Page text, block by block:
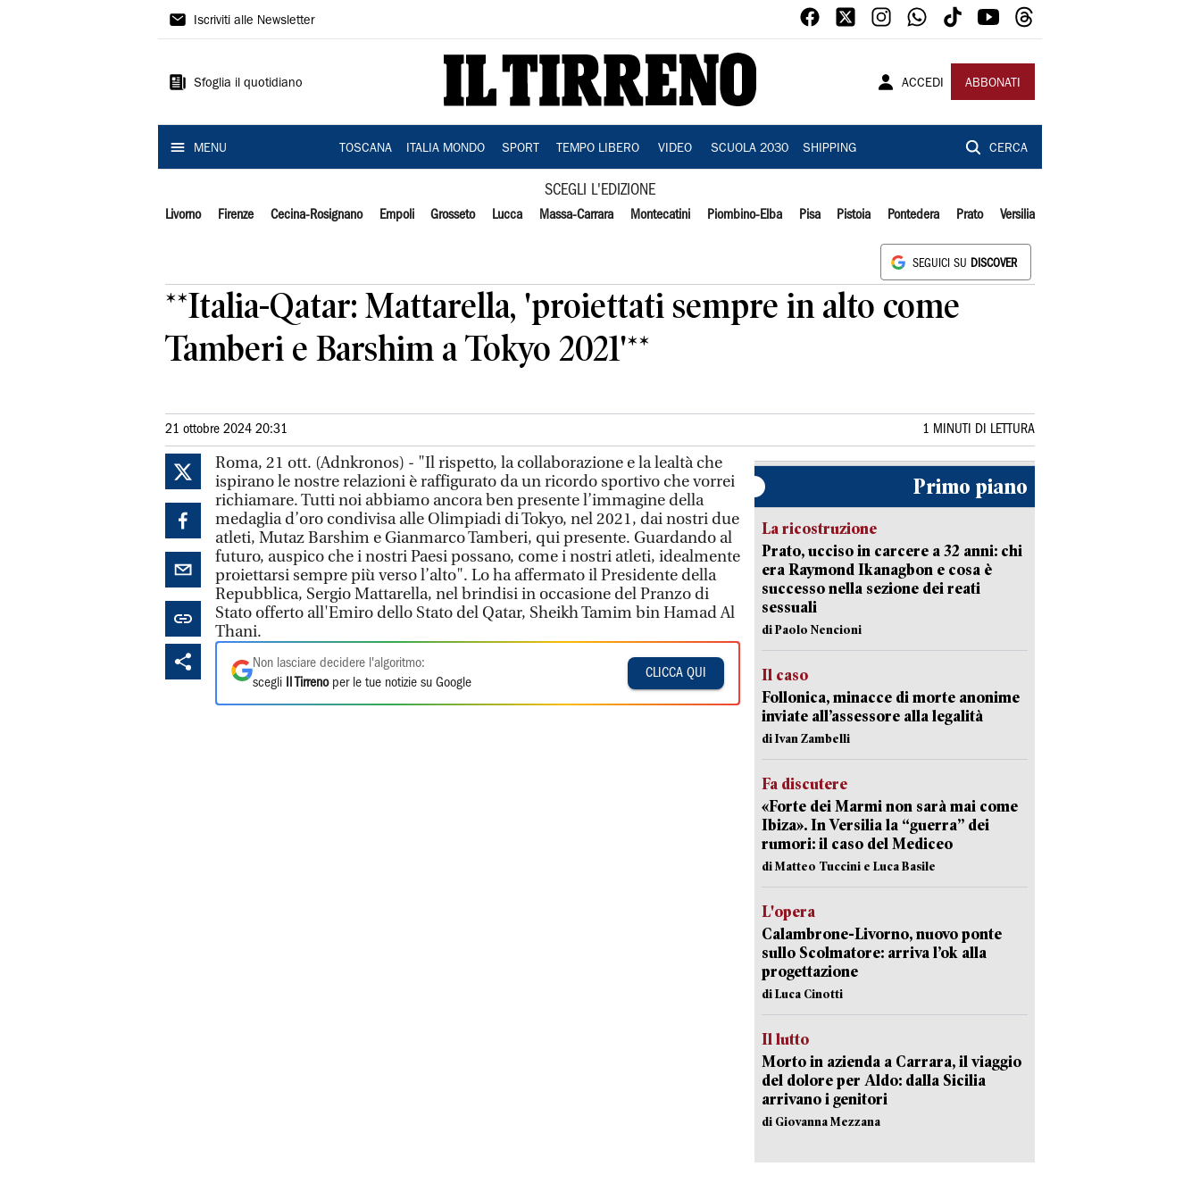
Il
Iscriviti alle Newsletter
Sfoglia il quotidiano ACCEDI ABBONATI
MENU TOSCANA ITALIA MONDO SPORT TEMPO LIBERO VIDEO SCUOLA 2030 SHIPPING CERCA
SCEGLI L'EDIZIONE
Livorno Firenze Cecina-Rosignano Empoli Grosseto Lucca Massa-Carrara Montecatini Piombino-Elba Pisa Pistoia Pontedera Prato Versilia
SEGUICI SU DISCOVER
**Italia-Qatar: Mattarella, 'proiettati sempre in alto come
Tamberi e Barshim a Tokyo 2021'**
21 ottobre 2024 20:31 1 MINUTI DI LETTURA
Roma, 21 ott. (Adnkronos) - "Il rispetto, la collaborazione e la lealtà che
ispirano le nostre relazioni è raffigurato da un ricordo sportivo che vorrei
richiamare. Tutti noi abbiamo ancora ben presente l’immagine della
medaglia d’oro condivisa alle Olimpiadi di Tokyo, nel 2021, dai nostri due
atleti, Mutaz Barshim e Gianmarco Tamberi, qui presente. Guardando al
futuro, auspico che i nostri Paesi possano, come i nostri atleti, idealmente
proiettarsi sempre più verso l’alto". Lo ha affermato il Presidente della
Repubblica, Sergio Mattarella, nel brindisi in occasione del Pranzo di
Stato offerto all'Emiro dello Stato del Qatar, Sheikh Tamim bin Hamad Al
Thani.
Non lasciare decidere l'algoritmo:
scegli
Il Tirrenoper le tue notizie su Google
CLICCA QUI
Primo piano
La ricostruzione
Prato, ucciso in carcere a 32 anni: chi
era Raymond Ikanagbon e cosa è
successo nella sezione dei reati
sessuali
di Paolo Nencioni
Il caso
Follonica, minacce di morte anonime
inviate all’assessore alla legalità
di Ivan Zambelli
Fa discutere
«Forte dei Marmi non sarà mai come
Ibiza». In Versilia la “guerra” dei
rumori: il caso del Mediceo
di Matteo Tuccini e Luca Basile
L'opera
Calambrone-Livorno, nuovo ponte
sullo Scolmatore: arriva l’ok alla
progettazione
di Luca Cinotti
Il lutto
Morto in azienda a Carrara, il viaggio
del dolore per Aldo: dalla Sicilia
arrivano i genitori
di Giovanna Mezzana